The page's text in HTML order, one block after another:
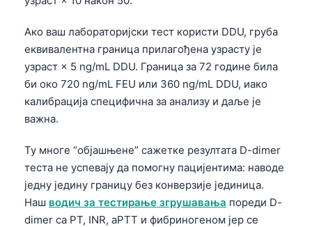
Ако ваш лабораторијски тест користи DDU, груба
еквивалентна граница прилагођена узрасту је
узраст × 5 ng/mL DDU. Граница за 72 године била
би око 720 ng/mL FEU или 360 ng/mL DDU, иако
калибрација специфична за анализу и даље је
важна.
Ту многе “објашњене” сажетке резултата D-dimer
теста не успевају да помогну пацијентима: наводе
једну једину границу без конверзије јединица.
Наш водич за тестирање згрушавања пореди D-
dimer са PT, INR, aPTT и фибриногеном јер се